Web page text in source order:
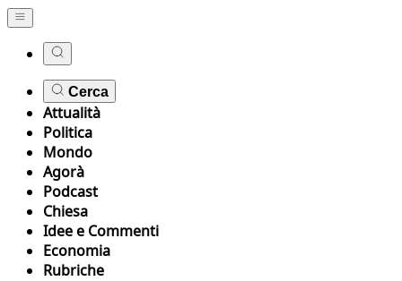
Cerca
Attualità
Politica
Mondo
Agorà
Podcast
Chiesa
Idee e Commenti
Economia
Rubriche